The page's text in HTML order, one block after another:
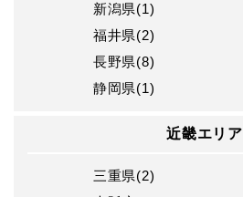
新潟県(1)
福井県(2)
長野県(8)
静岡県(1)
近畿エリア
三重県(2)